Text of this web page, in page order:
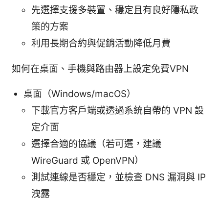
先選擇支援多裝置、穩定且有良好隱私政
策的方案
利用長期合約與促銷活動降低月費
如何在桌面、手機與路由器上設定免費VPN
桌面（Windows/macOS）
下載官方客戶端或透過系統自帶的 VPN 設
定介面
選擇合適的協議（若可選，建議
WireGuard 或 OpenVPN）
測試連線是否穩定，並檢查 DNS 漏洞與 IP
洩露